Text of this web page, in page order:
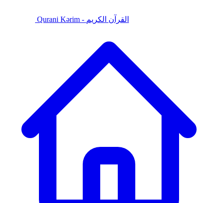
Qurani Kərim - القرآن الكريم